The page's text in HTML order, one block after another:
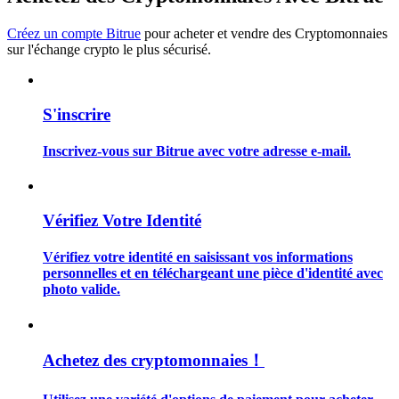
Créez un compte Bitrue pour acheter et vendre des Cryptomonnaies
sur l'échange crypto le plus sécurisé.
S'inscrire
Inscrivez-vous sur Bitrue avec votre adresse e-mail.
Vérifiez Votre Identité
Vérifiez votre identité en saisissant vos informations
personnelles et en téléchargeant une pièce d'identité avec
photo valide.
Achetez des cryptomonnaies！